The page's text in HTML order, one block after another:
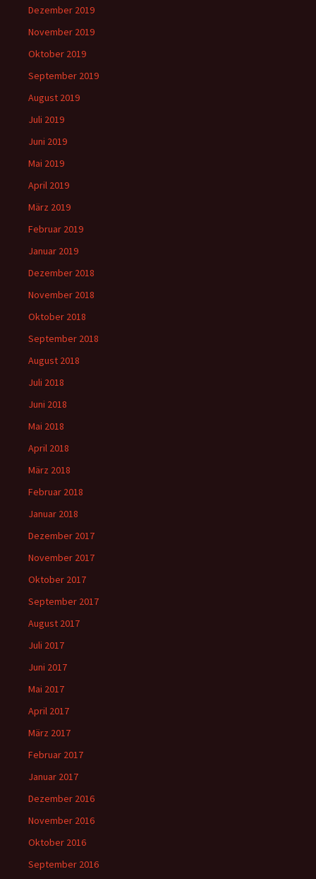
Dezember 2019
November 2019
Oktober 2019
September 2019
August 2019
Juli 2019
Juni 2019
Mai 2019
April 2019
März 2019
Februar 2019
Januar 2019
Dezember 2018
November 2018
Oktober 2018
September 2018
August 2018
Juli 2018
Juni 2018
Mai 2018
April 2018
März 2018
Februar 2018
Januar 2018
Dezember 2017
November 2017
Oktober 2017
September 2017
August 2017
Juli 2017
Juni 2017
Mai 2017
April 2017
März 2017
Februar 2017
Januar 2017
Dezember 2016
November 2016
Oktober 2016
September 2016